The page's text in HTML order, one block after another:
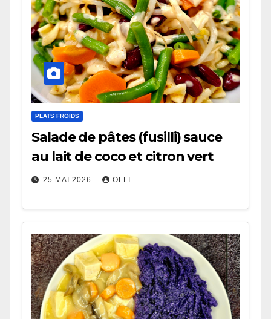
PLATS FROIDS
Salade de pâtes (fusilli) sauce
au lait de coco et citron vert
25 MAI 2026 OLLI